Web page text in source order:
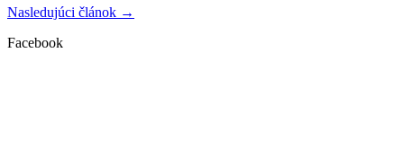
Nasledujúci článok →
Facebook